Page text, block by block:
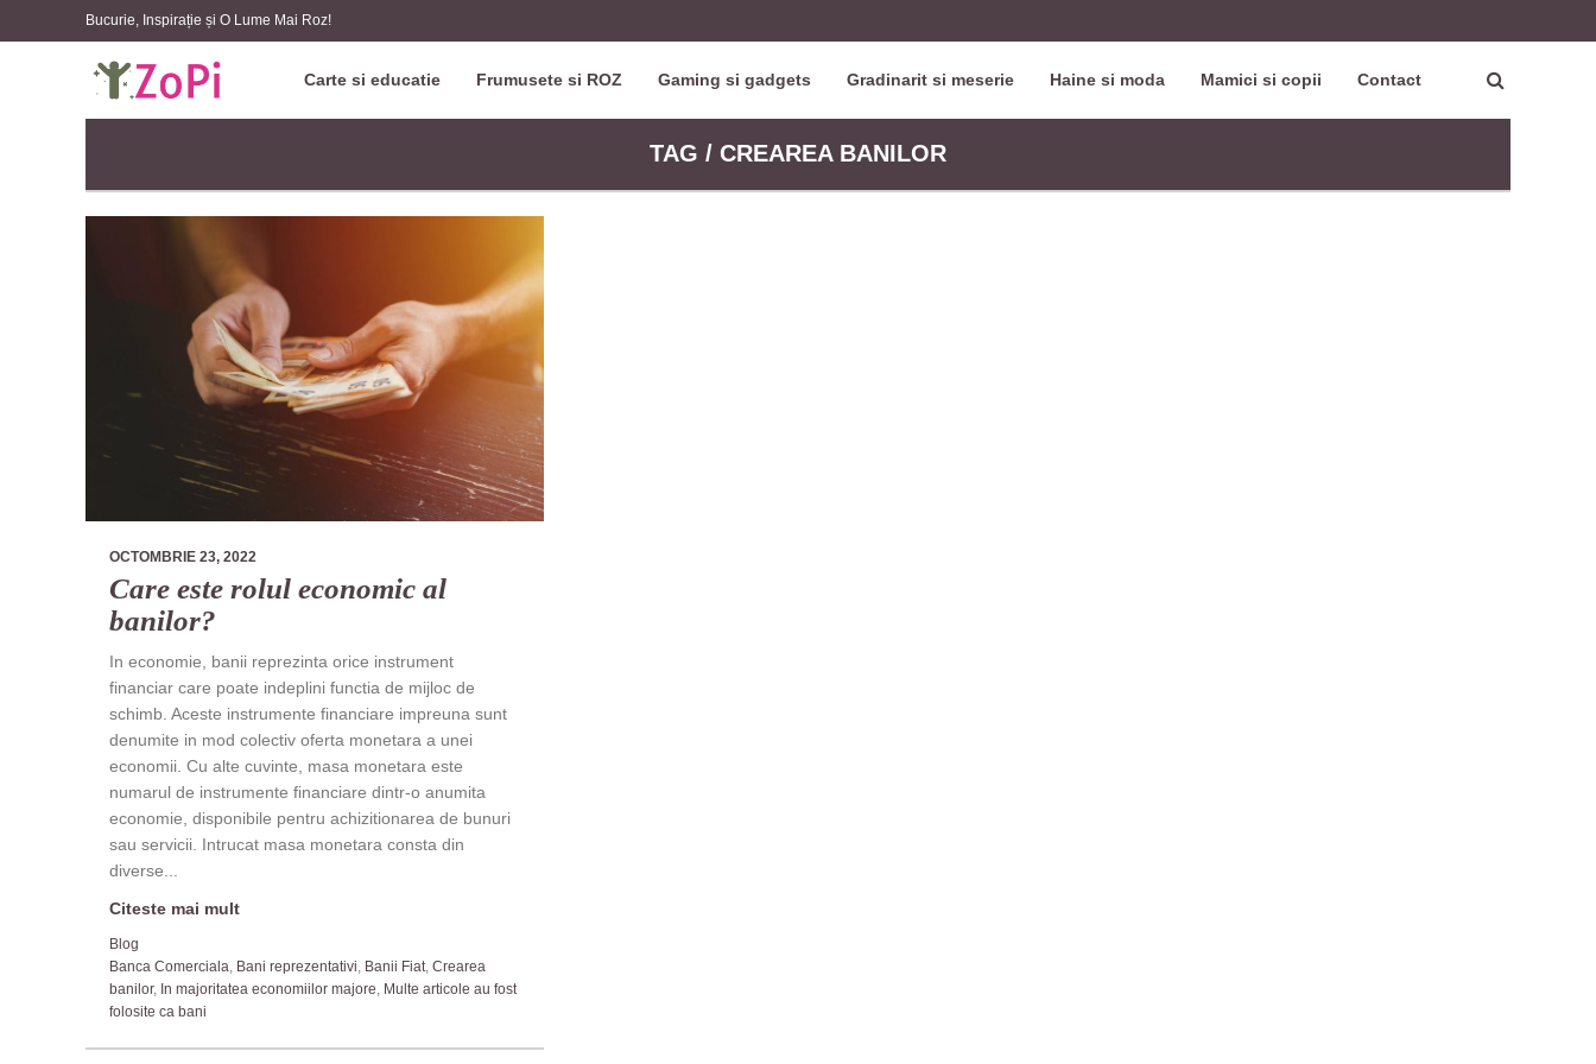
Bucurie, Inspirație și O Lume Mai Roz!
Carte si educatie Frumusete si ROZ Gaming si gadgets Gradinarit si meserie Haine si moda Mamici si copii Contact
TAG / CREAREA BANILOR
OCTOMBRIE 23, 2022
Care este rolul economic al
banilor?
In economie, banii reprezinta orice instrument
financiar care poate indeplini functia de mijloc de
schimb. Aceste instrumente financiare impreuna sunt
denumite in mod colectiv oferta monetara a unei
economii. Cu alte cuvinte, masa monetara este
numarul de instrumente financiare dintr-o anumita
economie, disponibile pentru achizitionarea de bunuri
sau servicii. Intrucat masa monetara consta din
diverse...
Citeste mai mult
Blog
Banca Comerciala, Bani reprezentativi, Banii Fiat, Crearea
banilor, In majoritatea economiilor majore, Multe articole au fost
folosite ca bani